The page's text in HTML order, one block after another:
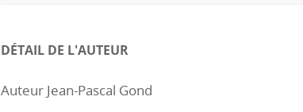
DÉTAIL DE L'AUTEUR
Auteur Jean-Pascal Gond